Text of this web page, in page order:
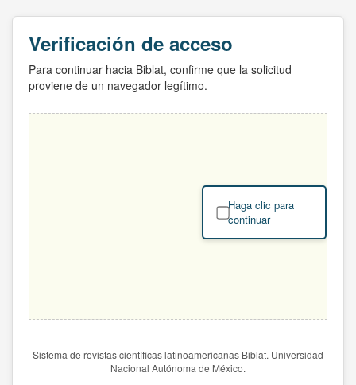
Verificación de acceso
Para continuar hacia Biblat, confirme que la solicitud
proviene de un navegador legítimo.
Haga clic para
continuar
Sistema de revistas científicas latinoamericanas Biblat. Universidad
Nacional Autónoma de México.